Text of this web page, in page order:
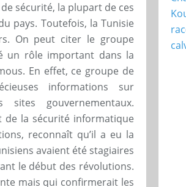
sécurité, la plupart de ces
pays. Toutefois, la Tunisie
On peut citer le groupe
un rôle important dans la
En effet, ce groupe de
informations sur
sites gouvernementaux.
de la sécurité informatique
reconnaît qu’il a eu la
avaient été stagiaires
le début des révolutions.
mais qui confirmerait les